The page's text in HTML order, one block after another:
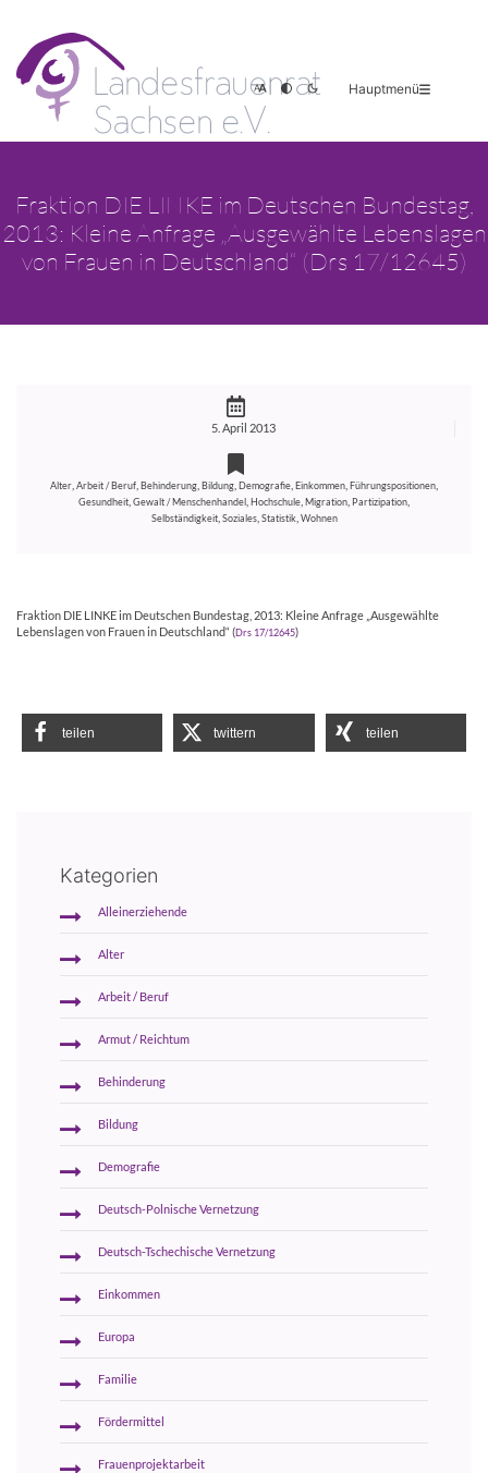
Hauptmenü
Fraktion DIE LINKE im Deutschen Bundestag,
2013: Kleine Anfrage „Ausgewählte Lebenslagen
von Frauen in Deutschland“ (Drs 17/12645)
5. April 2013
Alter Arbeit / Beruf Behinderung Bildung Demografie Einkommen Führungspositionen
Gesundheit Gewalt / Menschenhandel Hochschule Migration Partizipation
Selbständigkeit, Soziales, Statistik, Wohnen
Fraktion DIE LINKE im Deutschen Bundestag, 2013: Kleine Anfrage „Ausgewählte
Lebenslagen von Frauen in Deutschland“ (Drs 17/12645)
teilen twittern teilen
Kategorien
Alleinerziehende
Alter
Arbeit / Beruf
Armut / Reichtum
Behinderung
Bildung
Demografie
Deutsch-Polnische Vernetzung
Deutsch-Tschechische Vernetzung
Einkommen
Europa
Familie
Fördermittel
Frauenprojektarbeit